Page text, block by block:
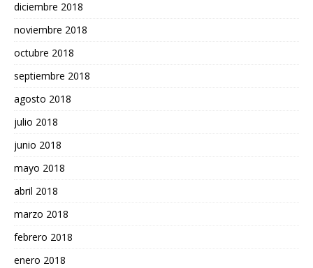
diciembre 2018
noviembre 2018
octubre 2018
septiembre 2018
agosto 2018
julio 2018
junio 2018
mayo 2018
abril 2018
marzo 2018
febrero 2018
enero 2018